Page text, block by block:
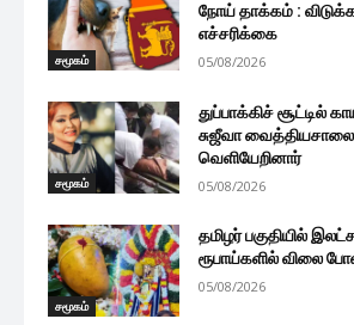
சமூகம்
நோய் தாக்கம் :
எச்சரிக்கை
05/08/2026
சமூகம்
துப்பாக்கிச் சூட்டில்
சுஜீவா
வெளியேறினார்
05/08/2026
சமூகம்
தமிழர் பகுதியில்
ரூபாய்களில் விலை
05/08/2026